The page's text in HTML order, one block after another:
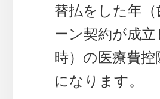
替払をした年（
ーン契約が成立
時）の医療費控
になります。